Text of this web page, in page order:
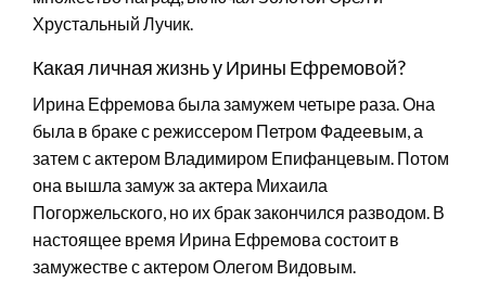
Хрустальный Лучик.
Какая личная жизнь у Ирины Ефремовой?
Ирина Ефремова была замужем четыре раза. Она
была в браке с режиссером Петром Фадеевым, а
затем с актером Владимиром Епифанцевым. Потом
она вышла замуж за актера Михаила
Погоржельского, но их брак закончился разводом. В
настоящее время Ирина Ефремова состоит в
замужестве с актером Олегом Видовым.